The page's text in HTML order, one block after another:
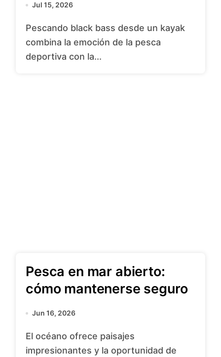
Jul 15, 2026
Pescando black bass desde un kayak
combina la emoción de la pesca
deportiva con la...
Pesca en mar abierto:
cómo mantenerse seguro
Jun 16, 2026
El océano ofrece paisajes
impresionantes y la oportunidad de